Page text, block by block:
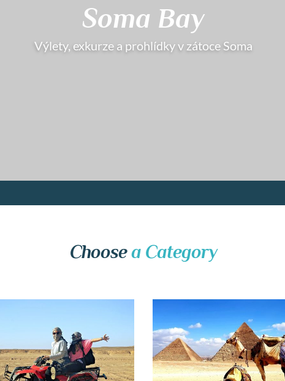
Soma Bay
Výlety, exkurze a prohlídky v zátoce Soma
Choosea Category